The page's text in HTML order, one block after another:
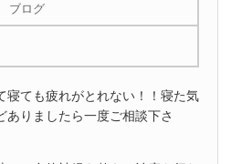
ブログ
寝ても疲れがとれない！！寝た気
ありましたら一度ご相談下さ